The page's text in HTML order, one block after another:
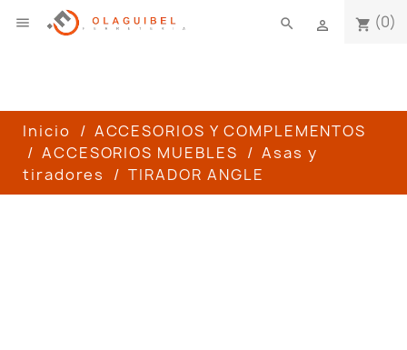
 shopping_cart (0)

search
Inicio
ACCESORIOS Y COMPLEMENTOS
ACCESORIOS MUEBLES
Asas y
tiradores
TIRADOR ANGLE